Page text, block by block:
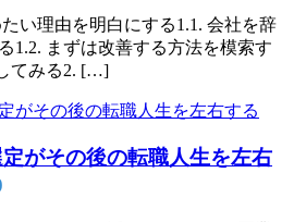
い理由を明白にする1.1. 会社を辞
1.2. まずは改善する方法を模索す
てみる2. […]
がその後の転職人生を左右